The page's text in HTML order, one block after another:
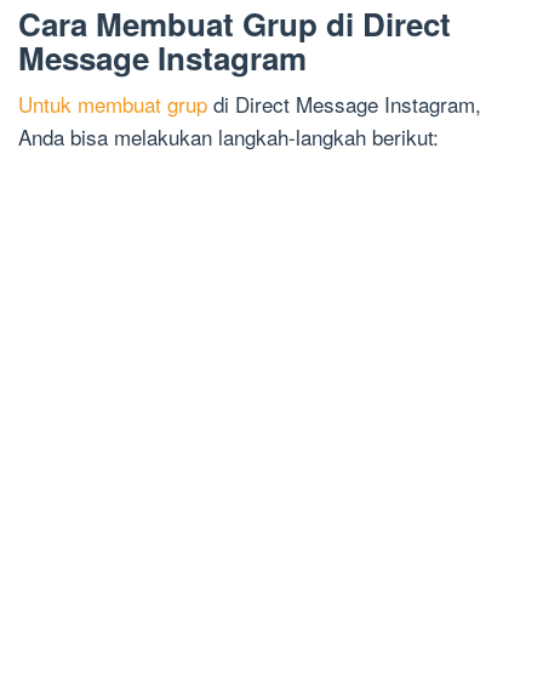
Cara Membuat Grup di Direct
Message Instagram
Untuk membuat grup di Direct Message Instagram,
Anda bisa melakukan langkah-langkah berikut: